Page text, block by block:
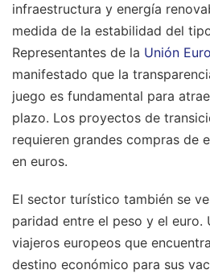
infraestructura y energía
medida de la estabilidad del
Representantes de la Unión
manifestado que la
juego es fundamental para
plazo. Los proyectos de
requieren grandes compras de
en euros.
El sector turístico también se
paridad entre el peso y el euro.
viajeros europeos que
destino económico para sus